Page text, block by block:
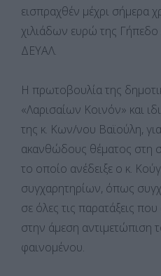
εισπραχθέν μέχρι σήμερα
χιλιάδων ευρώ της
ΔΕΥΑΛ.
Η πρωτοβουλία της
«Λαρισαίων Κοινόν» και
της κ. Κων/νου Βαϊούλη,
ακανθώδους θέματος στη
το οποίο ανέδειξε ο κ.
συγχαρητηρίων, όπως
σε όλες τις παρατάξεις
στην άμεση αντιμετώπιση
φαινομένου.